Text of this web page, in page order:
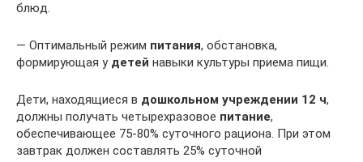
блюд.
— Оптимальный режим питания, обстановка,
формирующая у детей навыки культуры приема пищи.
Дети, находящиеся в дошкольном учреждении 12 ч,
должны получать четырехразовое питание,
обеспечивающее 75-80% суточного рациона. При этом
завтрак должен составлять 25% суточной